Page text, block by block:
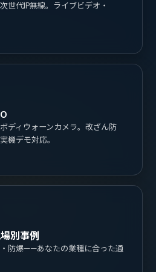
世代IP無線。ライブビデオ・
ディウォーンカメラ。改ざん防
機デモ対応。
別事例
防爆——あなたの業種に合った通